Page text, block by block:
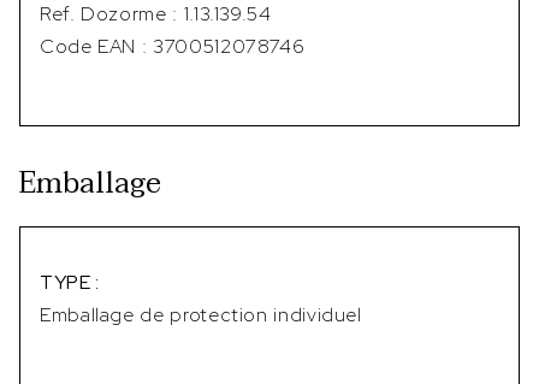
Ref. Dozorme : 1.13.139.54
Code EAN : 3700512078746
Emballage
TYPE :
Emballage de protection individuel